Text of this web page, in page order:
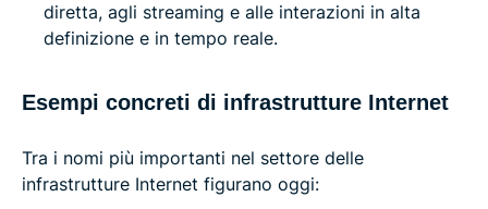
diretta, agli streaming e alle interazioni in alta
definizione e in tempo reale.
Esempi concreti di infrastrutture Internet
Tra i nomi più importanti nel settore delle
infrastrutture Internet figurano oggi: